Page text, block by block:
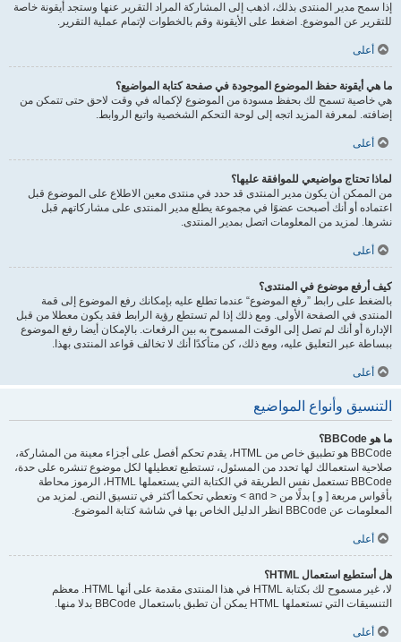
إذا سمح مدير المنتدى بذلك، اذهب إلى المشاركة المراد التقرير عنها وستجد أيقونة خاصة
للتقرير عن الموضوع. اضغط على الأيقونة وقم بالخطوات لإتمام عملية التقرير.
أعلى
ما هي أيقونة حفظ الموضوع الموجودة في صفحة كتابة المواضيع؟
هي خاصية تسمح لك بحفظ مسودة من الموضوع لإكماله في وقت لاحق حتى تتمكن من
إضافته. لمعرفة المزيد اتجه إلى لوحة التحكم الشخصية واتبع الروابط.
أعلى
لماذا تحتاج مواضيعي للموافقة عليها؟
من الممكن أن يكون مدير المنتدى قد حدد في منتدى معين الاطلاع على الموضوع قبل
اعتماده أو أنك أصبحت عضوًا في مجموعة يطلع مدير المنتدى على مشاركاتهم قبل
نشرها. لمزيد من المعلومات اتصل بمدير المنتدى.
أعلى
كيف أرفع موضوع في المنتدى؟
بالضغط على رابط ”رفع الموضوع“ عندما تطلع عليه بإمكانك رفع الموضوع إلى قمة
المنتدى في الصفحة الأولى. ومع ذلك إذا لم تستطع رؤية الرابط فقد يكون معطلا من قبل
الإدارة أو أنك لم تصل إلى الوقت المسموح به بين الرفعات. بالإمكان أيضا رفع الموضوع
ببساطة عبر التعليق عليه، ومع ذلك، كن متأكدًا أنك لا تخالف قواعد المنتدى بهذا.
أعلى
التنسيق وأنواع المواضيع
ما هو BBCode؟
BBCode هو تطبيق خاص من HTML، يقدم تحكم أفصل على أجزاء معينة من المشاركة،
صلاحية استعمالك لها تحدد من المسئول، تستطيع تعطيلها لكل موضوع تنشره على حدة،
BBCode تستعمل نفس الطريقة في الكتابة التي يستعملها HTML، الرموز محاطة
بأقواس مربعة [ و ] بدلًا من < and > وتعطي تحكما أكثر في تنسيق النص. لمزيد من
المعلومات عن BBCode انظر الدليل الخاص بها في شاشة كتابة الموضوع.
أعلى
هل أستطيع استعمال HTML؟
لا، غير مسموح لك بكتابة HTML في هذا المنتدى مقدمة على أنها HTML. معظم
التنسيقات التي تستعملها HTML يمكن أن تطبق باستعمال BBCode بدلا منها.
أعلى